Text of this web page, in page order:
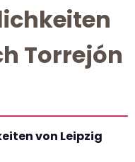
Torrejón
von Leipzig